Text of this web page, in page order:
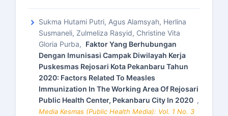
Sukma Hutami Putri, Agus Alamsyah, Herlina
Susmaneli, Zulmeliza Rasyid, Christine Vita
Gloria Purba, Faktor Yang Berhubungan
Dengan Imunisasi Campak Diwilayah Kerja
Puskesmas Rejosari Kota Pekanbaru Tahun
2020: Factors Related To Measles
Immunization In The Working Area Of Rejosari
Public Health Center, Pekanbaru City In 2020 ,
Media Kesmas (Public Health Media): Vol. 1 No. 3